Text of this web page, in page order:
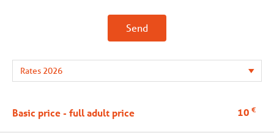
Send
Basic price - full adult price 10 €